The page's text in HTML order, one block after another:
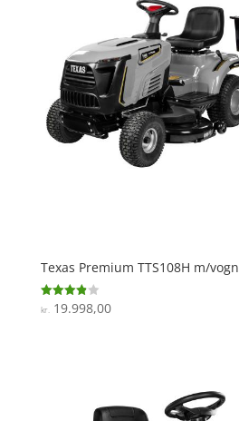
Texas Premium TTS108H m/vogn
Vurderet
3.9
kr.19.998,00